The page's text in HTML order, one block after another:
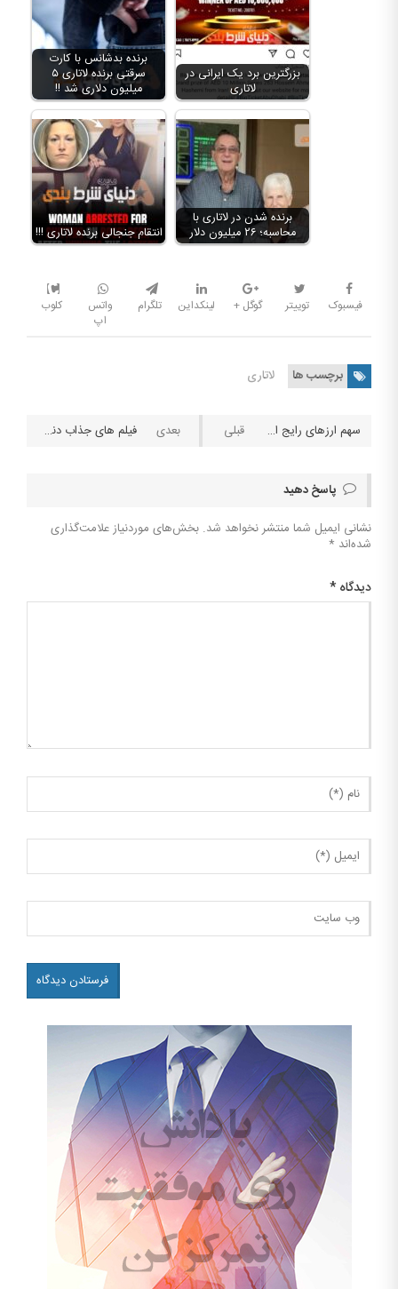
برنده بدشانس با کارت
سرقتی برنده لاتاری ۵
میلیون دلاری شد !!
بزرگترین برد یک ایرانی در
لاتاری
انتقام جنجالی برنده لاتاری !!!
برنده شدن در لاتاری با
محاسبه؛ ۲۶ میلیون دلار
فیسبوک توییتر گوگل + لینکداین تلگرام
واتس
اپ
کلوب
برچسب ها لاتاری
سهم ارزهای رایج از تبادلات پولی جهان فیلم های جذاب دنیای شرط بندی ( معرفی فیلم God of Gamblers )
پاسخ دهید
نشانی ایمیل شما منتشر نخواهد شد. بخش‌های موردنیاز علامت‌گذاری
شده‌اند *
دیدگاه *